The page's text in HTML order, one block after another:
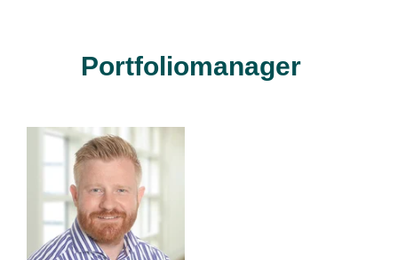
Portfoliomanager